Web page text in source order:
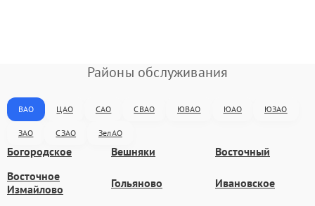
Районы обслуживания
ВАО ЦАО САО СВАО ЮВАО ЮАО ЮЗАО
ЗАО СЗАО ЗелАО
Богородское Вешняки
Восточный
Восточное
Измайлово
Гольяново Ивановское